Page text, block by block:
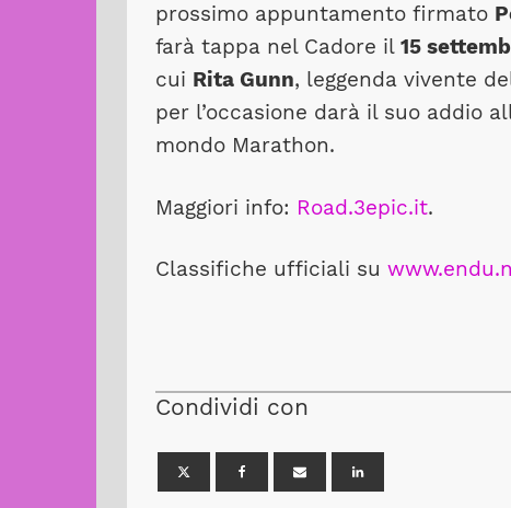
prossimo appuntamento firmato
farà tappa nel Cadore il 15
cui Rita Gunn, leggenda vivente
per l’occasione darà il suo addio
mondo Marathon.
Maggiori info: Road.3epic.it.
Classifiche ufficiali su
Condividi con